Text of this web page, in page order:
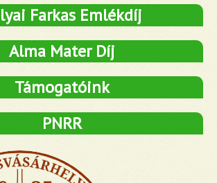
Farkas Emlékdíj
Alma Mater Díj
Támogatóink
PNRR